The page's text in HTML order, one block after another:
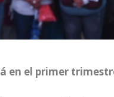
en el primer